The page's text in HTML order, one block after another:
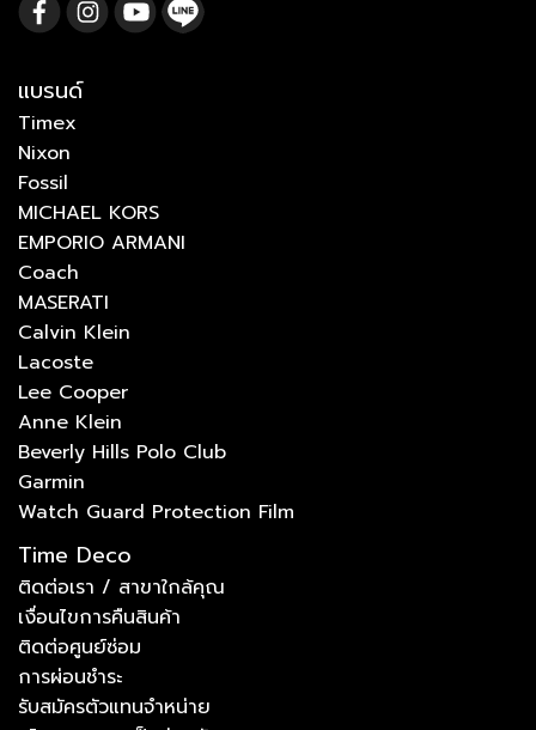
แบรนด์
Timex
Nixon
Fossil
MICHAEL KORS
EMPORIO ARMANI
Coach
MASERATI
Calvin Klein
Lacoste
Lee Cooper
Anne Klein
Beverly Hills Polo Club
Garmin
Watch Guard Protection Film
Time Deco
ติดต่อเรา / สาขาใกล้คุณ
เงื่อนไขการคืนสินค้า
ติดต่อศูนย์ซ่อม
การผ่อนชำระ
รับสมัครตัวแทนจำหน่าย